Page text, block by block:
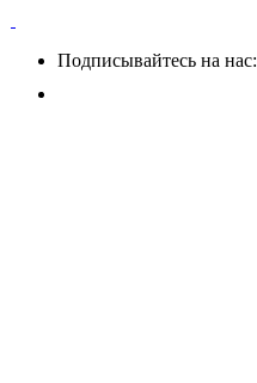
Подписывайтесь на нас: